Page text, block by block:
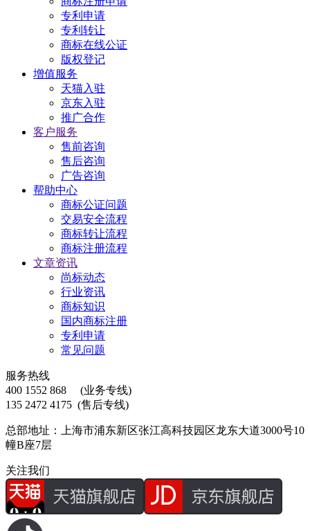
专利申请
专利转让
商标在线公证
版权登记
增值服务
天猫入驻
京东入驻
推广合作
客户服务
售前咨询
售后咨询
广告咨询
帮助中心
商标公证问题
交易安全流程
商标转让流程
商标注册流程
文章资讯
尚标动态
行业资讯
商标知识
国内商标注册
专利申请
常见问题
服务热线
400 1552 868
(业务专线)
135 2472 4175 (售后专线)
总部地址：上海市浦东新区张江高科技园区龙东大道3000号10
幢B座7层
关注我们